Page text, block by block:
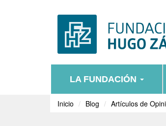
LA FUNDACIÓN
Inicio Blog Artículos de